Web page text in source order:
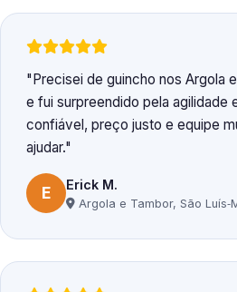
Precisei de guincho nos Argola
e fui surpreendido pela agilidade
confiável, preço justo e equipe
ajudar.
E Erick M.
Argola e Tambor, São